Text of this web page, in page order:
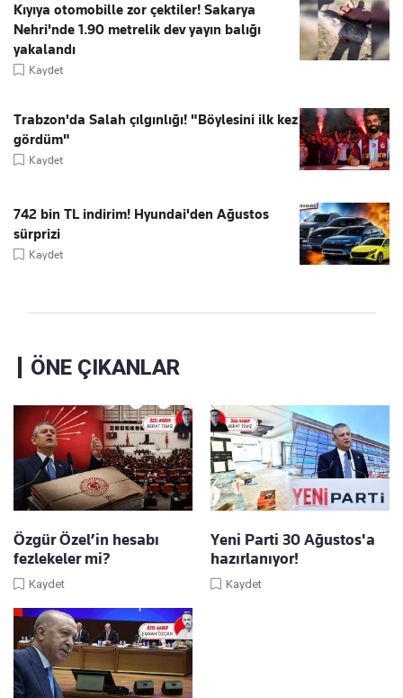
Kıyıya otomobille zor çektiler! Sakarya
Nehri'nde 1.90 metrelik dev yayın balığı
yakalandı
Kaydet
Trabzon'da Salah çılgınlığı! "Böylesini ilk kez
gördüm"
Kaydet
742 bin TL indirim! Hyundai'den Ağustos
sürprizi
Kaydet
ÖNE ÇIKANLAR
Özgür Özel’in hesabı
fezlekeler mi?
Kaydet
Yeni Parti 30 Ağustos'a
hazırlanıyor!
Kaydet